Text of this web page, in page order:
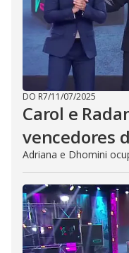
DO R7/11/07/2025
Carol e
vencedores
Adriana e Dhomini